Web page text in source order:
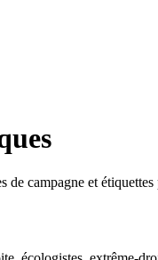
de campagne et